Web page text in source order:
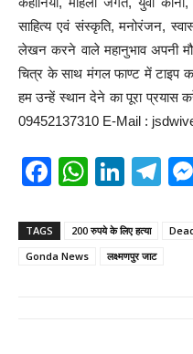
साहित्य एवं संस्कृति, मनोरंजन,
लेखन करने वाले महानुभाव अपनी
चित्र के साथ मंगल फाण्ट में टाइप
हम उन्हें स्थान देने का पूरा प्रयास
09452137310 E-Mail :
F
c
e
W
at
s
Li
k
e
T
e
TAGS 200 रुपये के लिए हत्या
Gonda News
लक्ष्मणपुर जाट